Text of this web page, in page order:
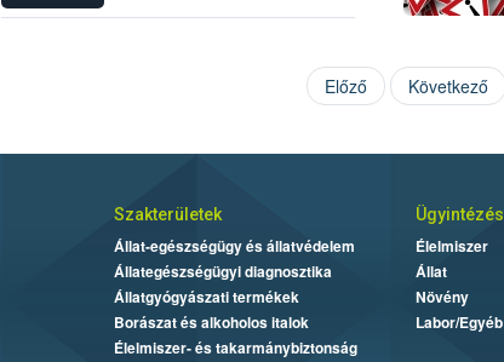
Előző Következő
Szakterületek
Állat-egészségügy és állatvédelem
Állategészségügyi diagnosztika
Állatgyógyászati termékek
Borászat és alkoholos italok
Élelmiszer- és takarmánybiztonság
Ügyintézés
Élelmiszer
Állat
Növény
Labor/Egyéb